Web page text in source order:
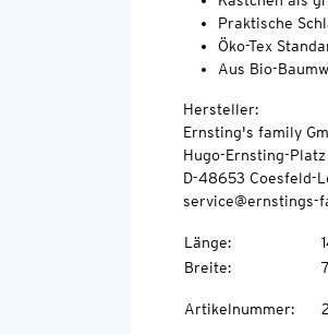
Praktische
Öko-Tex
Aus Bio-
Hersteller:
Ernsting's family
Hugo-Ernsting-Platz
D-48653 Coesfeld-
service@ernstings-
Länge:
Breite:
Artikelnummer: